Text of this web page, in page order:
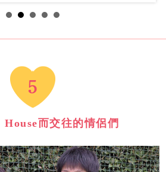
House而交往的情侶們